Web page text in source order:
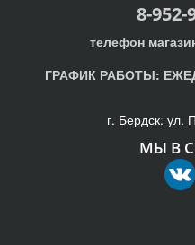
8-952-
телефон
ГРАФИК РАБОТЫ:
г. Бердск: ул.
МЫ В